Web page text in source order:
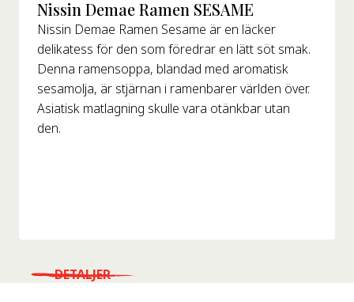
Nissin Demae Ramen SESAME
Nissin Demae Ramen Sesame är en läcker
delikatess för den som föredrar en lätt söt smak.
Denna ramensoppa, blandad med aromatisk
sesamolja, är stjärnan i ramenbarer världen över.
Asiatisk matlagning skulle vara otänkbar utan
den.
DETALJER